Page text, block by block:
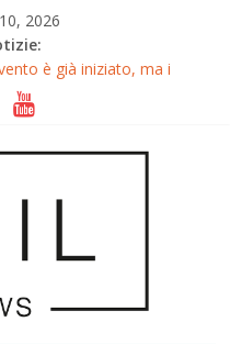
2026
è già iniziato, ma i
Cappuzzo e Belloeuvre
2026: Spettacolo e